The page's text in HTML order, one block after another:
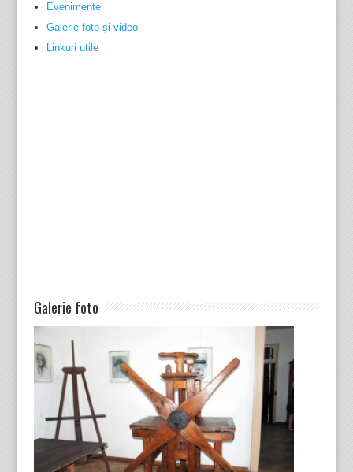
Evenimente
Galerie foto și video
Linkuri utile
Galerie foto